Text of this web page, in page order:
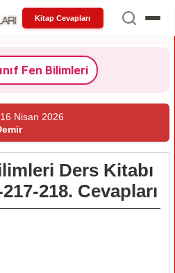
Kitap Cevapları
Fen Bilimleri
Nisan 2026
Ders Kitabı
218. Cevapları